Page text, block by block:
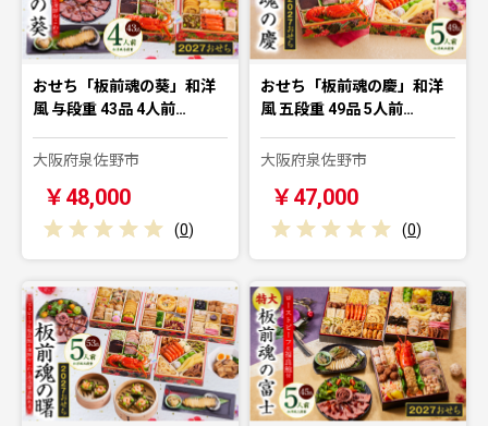
おせち「板前魂の葵」和洋
風 与段重 43品 4人前…
大阪府泉佐野市
￥48,000
(0)
おせち「板前魂の慶」和洋
風 五段重 49品 5人前…
大阪府泉佐野市
￥47,000
(0)